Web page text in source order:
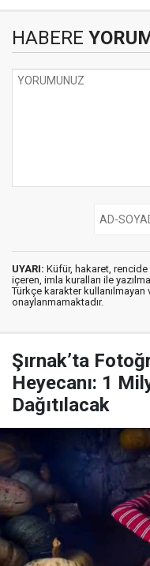
HABERE
UYARI: Küfür, hakaret, rencide
içeren, imla kuralları ile
Türkçe karakter kullanılmayan
onaylanmamaktadır.
Şırnak’ta
Heyecanı: 1
Dağıtılacak